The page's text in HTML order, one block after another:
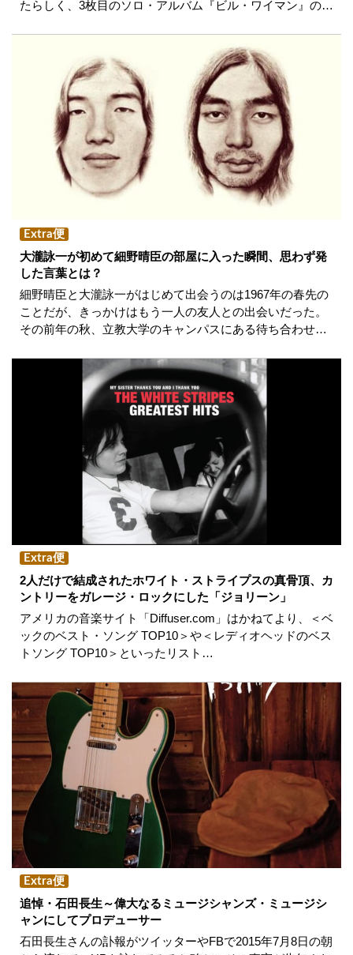
たらしく、3枚目のソロ・アルバム『ビル・ワイマン』の…
Extra便
大瀧詠一が初めて細野晴臣の部屋に入った瞬間、思わず発
した言葉とは？
細野晴臣と大瀧詠一がはじめて出会うのは1967年の春先の
ことだが、きっかけはもう一人の友人との出会いだった。
その前年の秋、立教大学のキャンパスにある待ち合わせ…
Extra便
2人だけで結成されたホワイト・ストライプスの真骨頂、カ
ントリーをガレージ・ロックにした「ジョリーン」
アメリカの音楽サイト「Diffuser.com」はかねてより、＜ベ
ックのベスト・ソング TOP10＞や＜レディオヘッドのベス
トソング TOP10＞といったリスト…
Extra便
追悼・石田長生～偉大なるミュージシャンズ・ミュージシ
ャンにしてプロデューサー
石田長生さんの訃報がツイッターやFBで2015年7月8日の朝